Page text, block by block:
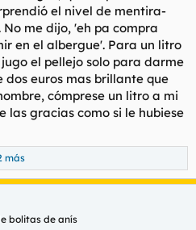
el nivel de mentira-
me dijo, 'eh pa compra
en el albergue'. Para un litro
el pellejo solo para darme
euros mas brillante que
cómprese un litro a mi
las gracias como si le hubiese
más
bolitas de anís